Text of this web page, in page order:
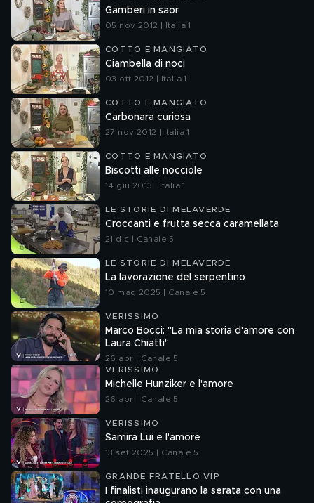
Gamberi in saor
05 nov 2012 | Italia 1
COTTO E MANGIATO
Ciambella di noci
03 ott 2012 | Italia 1
COTTO E MANGIATO
Carbonara curiosa
27 nov 2012 | Italia 1
COTTO E MANGIATO
Biscotti alle nocciole
14 giu 2013 | Italia 1
LE STORIE DI MELAVERDE
Croccanti e frutta secca caramellata
21 dic | Canale 5
LE STORIE DI MELAVERDE
La lavorazione del serpentino
10 mag 2025 | Canale 5
VERISSIMO
Marco Bocci: "La mia storia d'amore con
Laura Chiatti"
26 apr | Canale 5
VERISSIMO
Michelle Hunziker e l'amore
26 apr | Canale 5
VERISSIMO
Samira Lui e l'amore
13 set 2025 | Canale 5
GRANDE FRATELLO VIP
I finalisti inaugurano la serata con una